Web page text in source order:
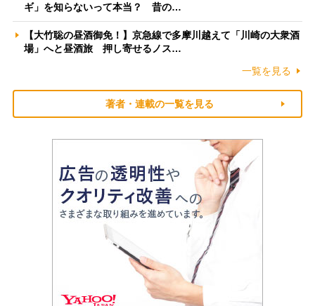
ギ」を知らないって本当？ 昔の…
【大竹聡の昼酒御免！】京急線で多摩川越えて「川崎の大衆酒
場」へと昼酒旅 押し寄せるノス…
一覧を見る
著者・連載の一覧を見る